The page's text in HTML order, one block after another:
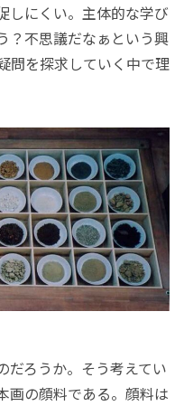
しにくい。主体的な学び
？不思議だなぁという興
問を探求していく中で理
だろうか。そう考えてい
画の顔料である。顔料は